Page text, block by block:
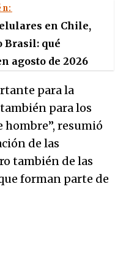
en Chile,
Brasil: qué
agosto de 2026
para la
para los
hombre”, resumió
de las
también de las
forman parte de